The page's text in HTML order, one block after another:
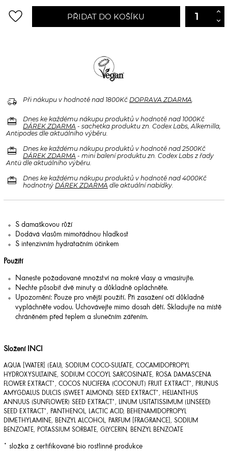
favorite_border PŘIDAT DO KOŠÍKU
delivery_truck_speed Při nákupu v hodnotě nad 1800Kč DOPRAVA ZDARMA
redeem
Dnes ke každému nákupu produktů v hodnotě nad 1000Kč
DÁREK ZDARMA - sachetka produktu zn. Codex Labs, Alkemilla,
Antipodes dle aktuálního výběru.
redeem
Dnes ke každému nákupu produktů v hodnotě nad 2500Kč
DÁREK ZDARMA - mini balení produktu zn. Codex Labs z řady
Antü dle aktuálního výběru.
redeem
Dnes ke každému nákupu produktů v hodnotě nad 4000Kč
hodnotný DÁREK ZDARMA dle aktuální nabídky.
S damaškovou růží
Dodává vlasům mimořádnou hladkost
S intenzivním hydratačním účinkem
Použití
Naneste požadované množství na mokré vlasy a vmasírujte.
Nechte působit dvě minuty a důkladně opláchněte.
Upozornění: Pouze pro vnější použití. Při zasažení očí důkladně
vypláchněte vodou. Uchovávejte mimo dosah dětí. Skladujte na místě
chráněném před teplem a slunečním zářením.
Složení INCI
AQUA [WATER] (EAU), SODIUM COCO-SULFATE, COCAMIDOPROPYL
HYDROXYSULTAINE, SODIUM COCOYL SARCOSINATE, ROSA DAMASCENA
FLOWER EXTRACT*, COCOS NUCIFERA (COCONUT) FRUIT EXTRACT*, PRUNUS
AMYGDALUS DULCIS (SWEET ALMOND) SEED EXTRACT*, HELIANTHUS
ANNUUS (SUNFLOWER) SEED EXTRACT*, LINUM USITATISSIMUM (LINSEED)
SEED EXTRACT*, PANTHENOL, LACTIC ACID, BEHENAMIDOPROPYL
DIMETHYLAMINE, BENZYL ALCOHOL, PARFUM [FRAGRANCE], SODIUM
BENZOATE, POTASSIUM SORBATE, GLYCERIN, BENZYL BENZOATE
* složka z certifikované bio rostlinné produkce